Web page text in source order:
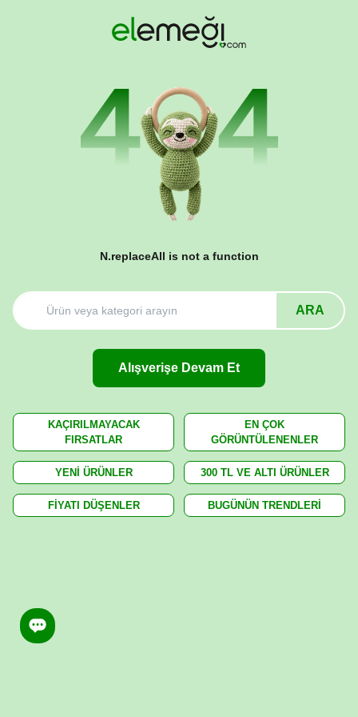
N.replaceAll is not a function
ARA
Alışverişe Devam Et
KAÇIRILMAYACAK
FIRSATLAR
EN ÇOK
GÖRÜNTÜLENENLER
YENİ ÜRÜNLER 300 TL VE ALTI ÜRÜNLER
FİYATI DÜŞENLER BUGÜNÜN TRENDLERİ